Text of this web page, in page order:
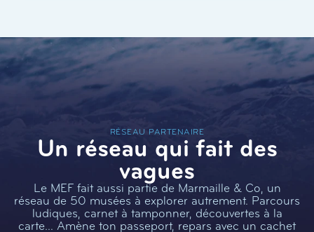
RÉSEAU PARTENAIRE
Un réseau qui fait des
vagues
Le MEF fait aussi partie de Marmaille & Co, un
réseau de 50 musées à explorer autrement. Parcours
ludiques, carnet à tamponner, découvertes à la
carte… Amène ton passeport, repars avec un cachet